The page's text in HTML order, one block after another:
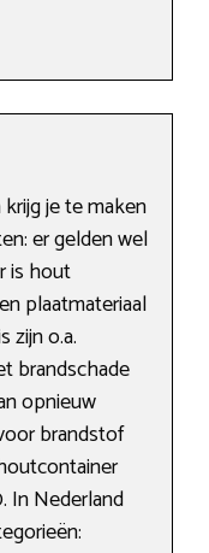
je te maken
er gelden wel
is hout
plaatmateriaal
zijn o.a.
brandschade
opnieuw
brandstof
In Nederland